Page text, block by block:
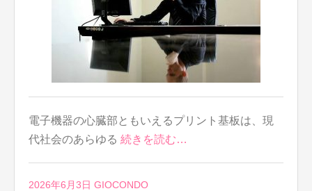
電子機器の心臓部ともいえるプリント基板は、現
代社会のあらゆる 続きを読む…
2026年6月3日 GIOCONDO